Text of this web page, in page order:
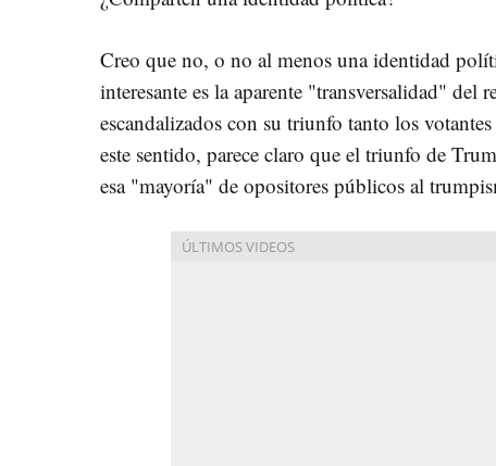
Creo que no, o no al menos una identidad
interesante es la aparente "transversalidad" del
escandalizados con su triunfo tanto los
este sentido, parece claro que el triunfo de
esa "mayoría" de opositores públicos al